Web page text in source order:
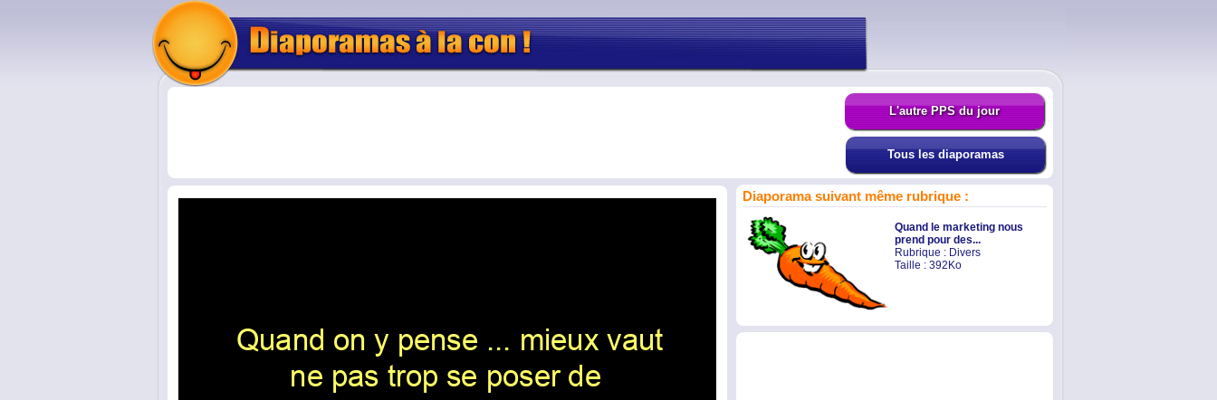
L'autre PPS du jour
Tous les diaporamas
Diaporama suivant même rubrique :
Quand le marketing nous
prend pour des...
Rubrique : Divers
Taille : 392Ko